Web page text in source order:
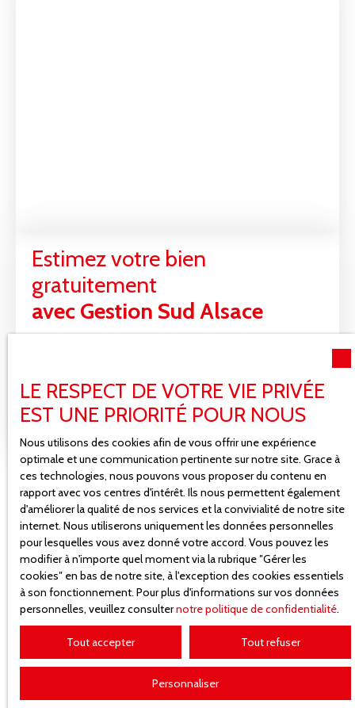
Estimez votre bien
gratuitement
avec Gestion Sud Alsace
Estimer mon bien
LE RESPECT DE VOTRE VIE PRIVÉE
EST UNE PRIORITÉ POUR NOUS
Nous utilisons des cookies afin de vous offrir une expérience
optimale et une communication pertinente sur notre site. Grace à
ces technologies, nous pouvons vous proposer du contenu en
rapport avec vos centres d'intérêt. Ils nous permettent également
d'améliorer la qualité de nos services et la convivialité de notre site
internet. Nous utiliserons uniquement les données personnelles
pour lesquelles vous avez donné votre accord. Vous pouvez les
modifier à n'importe quel moment via la rubrique ″Gérer les
cookies″ en bas de notre site, à l'exception des cookies essentiels
à son fonctionnement. Pour plus d'informations sur vos données
personnelles, veuillez consulternotre politique de confidentialité.
Tout accepter Tout refuser
Personnaliser